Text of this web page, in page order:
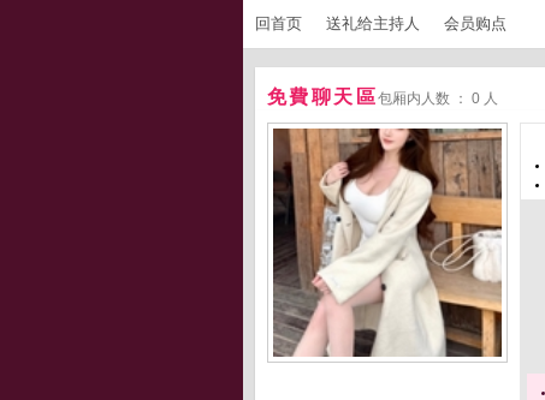
回首页 送礼给主持人 会员购点
免費聊天區包厢内人数 ： 0 人